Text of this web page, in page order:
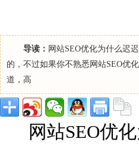
导读： 网站SEO优化为什么迟
的，不过如果你不熟悉网站SEO优
道，高
网站SEO优化